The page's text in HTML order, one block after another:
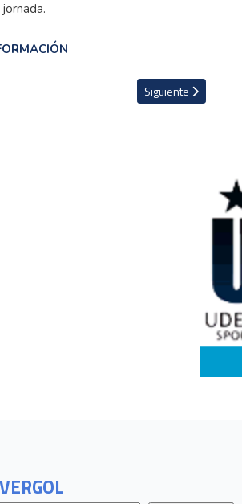
¿Puede Costa Rica tener un Gran Premio de
Artículo siguiente:
Siguiente